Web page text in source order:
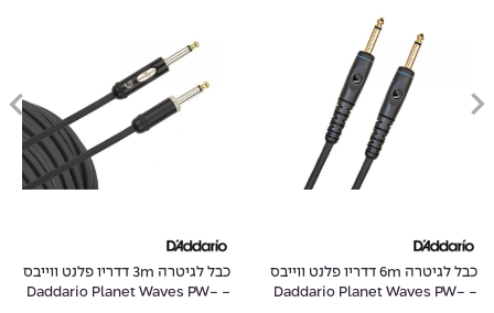
כבל לגיטרה 6m דדריו פלנט ווייבס
- Daddario Planet Waves PW-
כבל לגיטרה 3m דדריו פלנט ווייבס
- Daddario Planet Waves PW-